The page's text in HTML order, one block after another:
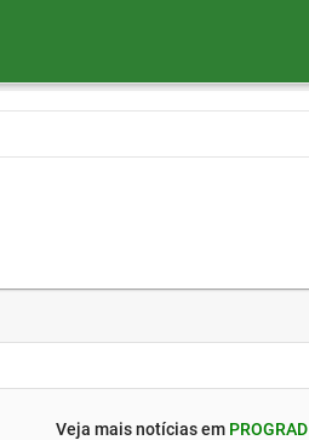
Veja mais notícias em PROGRAD